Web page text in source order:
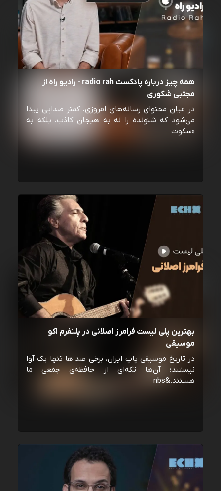
همه چیز درباره پادکست radio rah - رادیو راه از
مجتبی شکوری
در میان محتوای رسانه‌های امروزی، کمتر صدایی پیدا
می‌شود که شنونده را نه به هیجان کاذب، بلکه به
«سکوت
بهترین پلی لیست فرامرز اصلانی در پلتفرم اکو
موسیقی
در تاریخ موسیقی پاپ ایران، برخی صداها تنها یک آوا
نیستند؛ آن‌ها تکه‌ای از حافظه‌ی جمعی ما
هستند.&nbs